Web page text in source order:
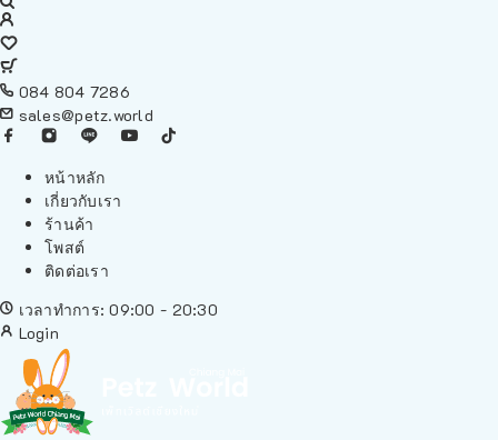
084 804 7286
sales@petz.world
หน้าหลัก
เกี่ยวกับเรา
ร้านค้า
โพสต์
ติดต่อเรา
เวลาทำการ: 09:00 - 20:30
Login